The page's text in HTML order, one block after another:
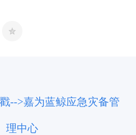
-->嘉为蓝鲸应急灾备管
理中心